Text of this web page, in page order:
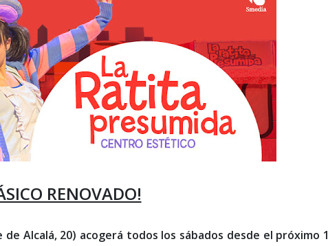
RENOVADO!
Alcalá, 20) acogerá todos los sábados desde el próximo 1